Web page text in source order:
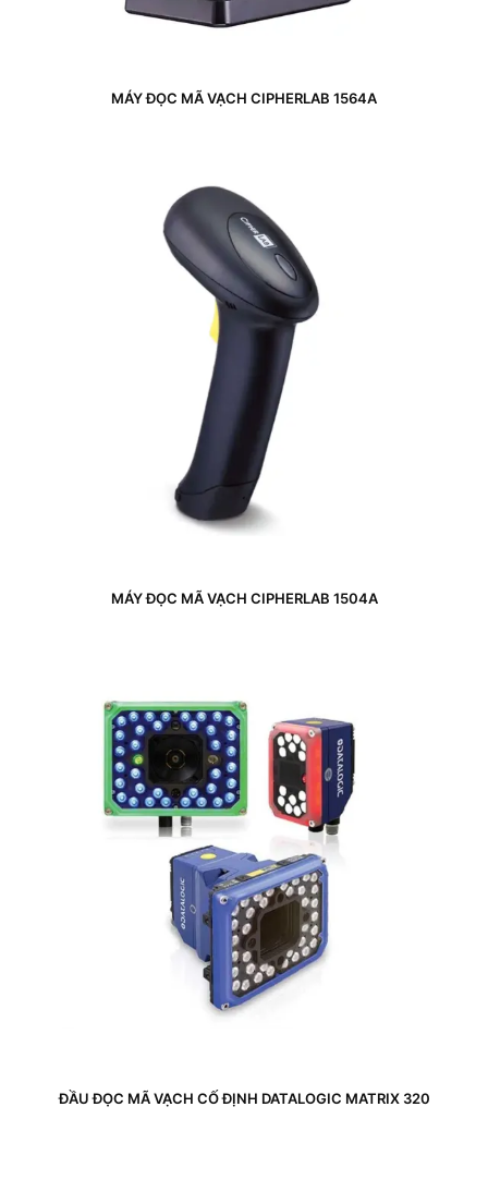
MÁY ĐỌC MÃ VẠCH CIPHERLAB 1564A
MÁY ĐỌC MÃ VẠCH CIPHERLAB 1504A
ĐẦU ĐỌC MÃ VẠCH CỐ ĐỊNH DATALOGIC MATRIX 320